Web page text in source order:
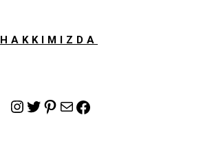
HAKKIMIZDA
Instagram
Twitter
Pinterest
E-postaFacebook